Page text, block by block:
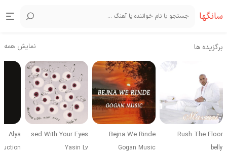
سانگها
برگزیده ها نمایش همه
Rush The Floor
belly
Bejna We Rinde
Gogan Music
Obsessed With Your Eyes
Yasin Lv
Alya